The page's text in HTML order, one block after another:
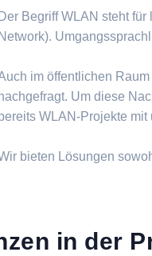
Der Begriff WLAN steht
Network).
im öffentlichen
Um diese
bereits WLAN-Projekte mit
bieten Lösungen
in der